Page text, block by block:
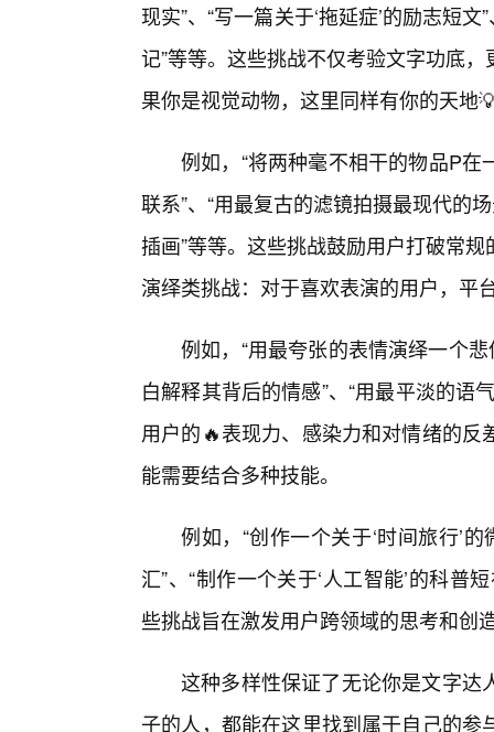
现实”、“写一篇关于‘拖延症’的励志短
记”等等。这些挑战不仅考验文字功底
果你是视觉动物，这里同样有你的天地
例如，“将两种毫不相干的物品P
联系”、“用最复古的滤镜拍摄最现代的
插画”等等。这些挑战鼓励用户打破常
演绎类挑战：对于喜欢表演的用户，平
例如，“用最夸张的表情演绎一个
白解释其背后的情感”、“用最平淡的语
用户的🔥表现力、感染力和对情绪的
能需要结合多种技能。
例如，“创作一个关于‘时间旅行’
汇”、“制作一个关于‘人工智能’的科普
些挑战旨在激发用户跨领域的思考和创
这种多样性保证了无论你是文字达
子的人，都能在这里找到属于自己的